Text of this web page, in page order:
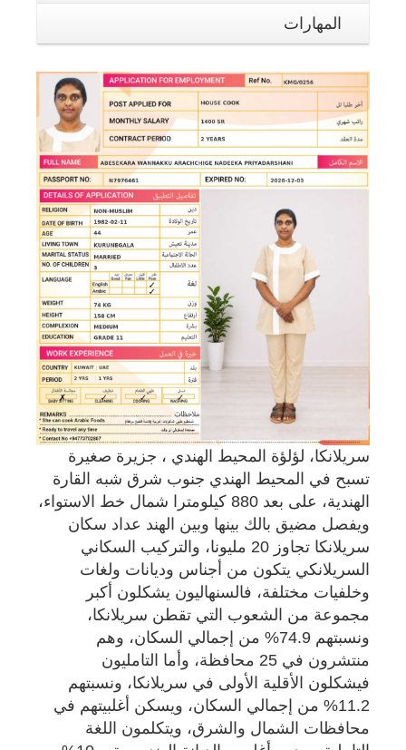
المهارات
سريلانكا، لؤلؤة المحيط الهندي ، جزيرة صغيرة
تسبح في المحيط الهندي جنوب شرق شبه القارة
الهندية، على بعد 880 كيلومترا شمال خط الاستواء،
ويفصل مضيق بالك بينها وبين الهند عداد سكان
سريلانكا تجاوز 20 مليونا، والتركيب السكاني
السريلانكي يتكون من أجناس وديانات ولغات
وخلفيات مختلفة، فالسنهاليون يشكلون أكبر
مجموعة من الشعوب التي تقطن سريلانكا،
ونسبتهم 74.9% من إجمالي السكان، وهم
منتشرون في 25 محافظة، وأما التامليون
فيشكلون الأقلية الأولى في سريلانكا، ونسبتهم
11.2% من إجمالي السكان، ويسكن أغلبيتهم في
محافظات الشمال والشرق، ويتكلمون اللغة